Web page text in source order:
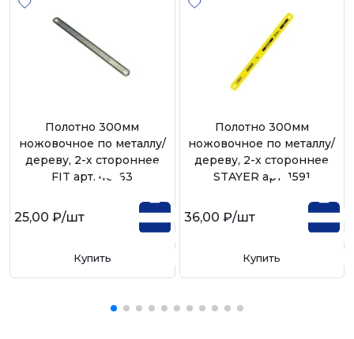
Полотно 300мм
ножовочное по металлу/
дереву, 2-х стороннее
FIT арт. 40163
25,00 ₽/шт
Купить
Полотно 300мм
ножовочное по металлу/
дереву, 2-х стороннее
STAYER арт. 1591
36,00 ₽/шт
Купить